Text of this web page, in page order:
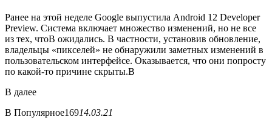
Ранее на этой неделе Google выпустила Android 12 Developer
Preview. Система включает множество изменений, но не все
из тех, чтоВ ожидались. В частности, установив обновление,
владельцы «пикселей» не обнаружили заметных изменений в
пользовательском интерфейсе. Оказывается, что они попросту
по какой-то причине скрыты.В
В далее
В Популярное16914.03.21